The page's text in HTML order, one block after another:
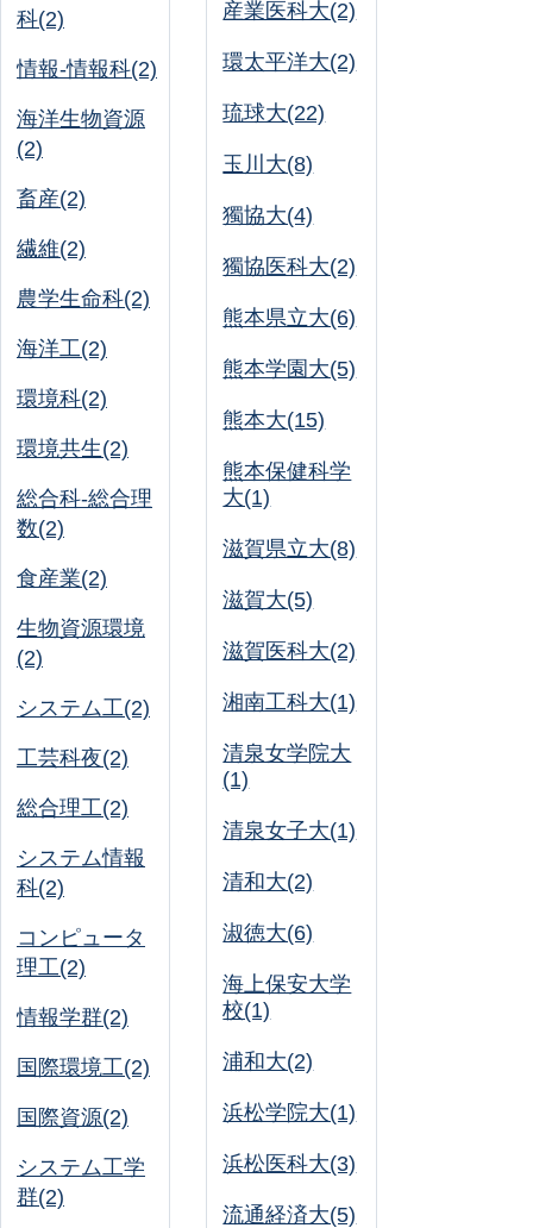
科(2)
情報-情報科(2)
海洋生物資源
(2)
畜産(2)
繊維(2)
農学生命科(2)
海洋工(2)
環境科(2)
環境共生(2)
総合科-総合理
数(2)
食産業(2)
生物資源環境
(2)
システム工(2)
工芸科夜(2)
総合理工(2)
システム情報
科(2)
コンピュータ
理工(2)
情報学群(2)
国際環境工(2)
国際資源(2)
システム工学
群(2)
産業医科大(2)
環太平洋大(2)
琉球大(22)
玉川大(8)
獨協大(4)
獨協医科大(2)
熊本県立大(6)
熊本学園大(5)
熊本大(15)
熊本保健科学
大(1)
滋賀県立大(8)
滋賀大(5)
滋賀医科大(2)
湘南工科大(1)
清泉女学院大
(1)
清泉女子大(1)
清和大(2)
淑徳大(6)
海上保安大学
校(1)
浦和大(2)
浜松学院大(1)
浜松医科大(3)
流通経済大(5)